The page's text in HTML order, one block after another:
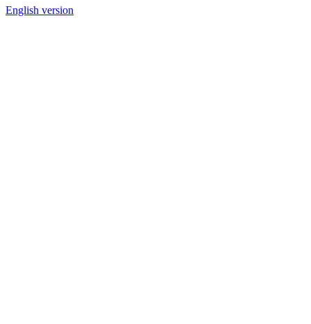
English version